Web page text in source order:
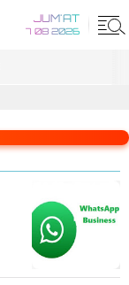
JUM'AT
7 08 2026